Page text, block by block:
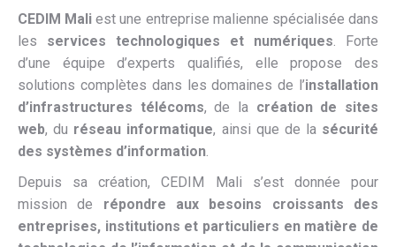
CEDIM Mali est une entreprise malienne spécialisée dans
les services technologiques et numériques. Forte
d’une équipe d’experts qualifiés, elle propose des
solutions complètes dans les domaines de l’installation
d’infrastructures télécoms, de la création de sites
web, du réseau informatique, ainsi que de la sécurité
des systèmes d’information.
Depuis sa création, CEDIM Mali s’est donnée pour
mission de répondre aux besoins croissants des
entreprises, institutions et particuliers en matière de